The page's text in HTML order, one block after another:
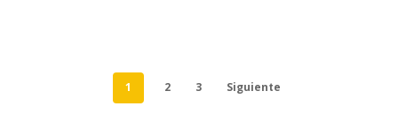
1 2 3 Siguiente